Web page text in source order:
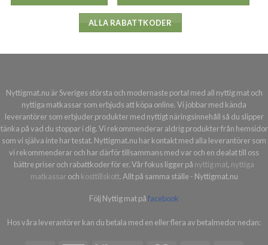
ALLA RABATTKODER
Nyttigmat.nu är Sveriges största och modernaste portal med all nyttig mat och
nyttiga matkassar som erbjuds att köpa online. Vi jobbar med kända
leverantörer som erbjuder produkter med nyttigt näringsinnehåll så du slipper
tänka på vad du stoppar i dig. Vi rekommenderar aldrig produkter från hemsidor
som vi själva inte har testat. Nyttigmat.nu har kontakt med alla leverantörer som
vi rekommenderar och har därför tillsammans med var och en dealat till oss
bättre priser och rabattkoder för er. Vår fokus ligger på nyttig mat, nyttiga
matkassaroch kosttillskott. Allt på samma ställe - Nyttigmat.nu
Följ Nyttig mat påfacebook
Hos våra leverantörer kan du betala med en eller flera av betalmedor nedan: